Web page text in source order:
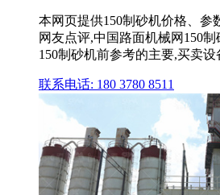
本网页提供150制砂机价格、参
网友点评,中国路面机械网150
150制砂机前参考的主要,买卖
联系电话: 180 3780 8511